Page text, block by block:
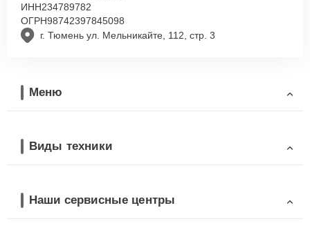
г. Тюмень ул. Мельникайте, 112, стр. 3
ИНН234789782
ОГРН98742397845098
Меню
Виды техники
Наши сервисные центры